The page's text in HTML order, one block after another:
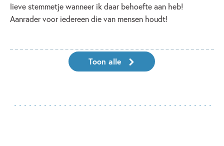
lieve stemmetje wanneer ik daar behoefte aan heb!
Aanrader voor iedereen die van mensen houdt!
Toon alle